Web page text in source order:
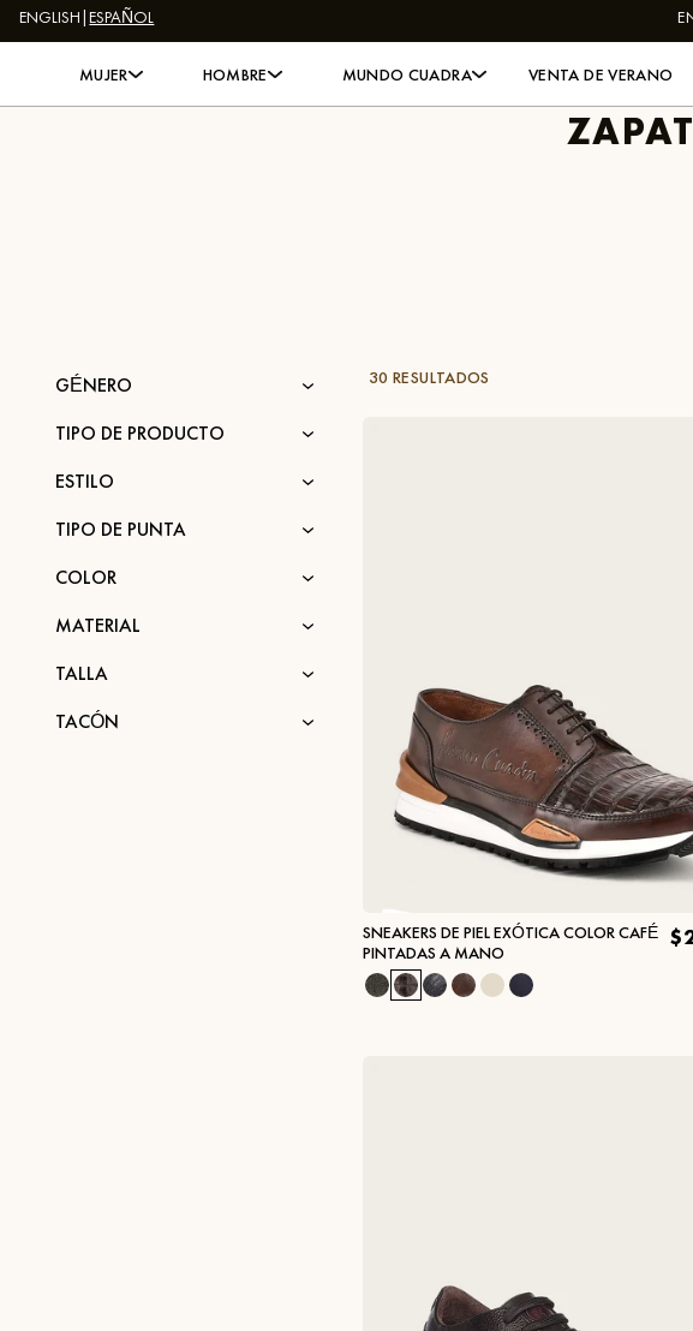
Skip to content
ENGLISH|ESPAÑOL
MUJER HOMBRE MUNDO CUADRA VENTA DE VERANO
GÉNERO
TIPO DE PRODUCTO
ESTILO
TIPO DE PUNTA
COLOR
MATERIAL
TALLA
TACÓN
30 RESULTADOS
SNEAKERS DE PIEL EXÓTICA COLOR CAFÉ
PINTADAS A MANO